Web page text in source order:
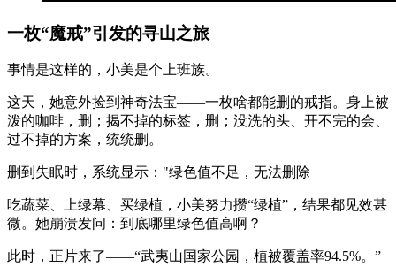
一枚“魔戒”引发的寻山之旅
事情是这样的，小美是个上班族。
这天，她意外捡到神奇法宝——一枚啥都能删的戒指。身上被
泼的咖啡，删；揭不掉的标签，删；没洗的头、开不完的会、
过不掉的方案，统统删。
删到失眠时，系统显示："绿色值不足，无法删除
吃蔬菜、上绿幕、买绿植，小美努力攒“绿植”，结果都见效甚
微。她崩溃发问：到底哪里绿色值高啊？
此时，正片来了——“武夷山国家公园，植被覆盖率94.5%。”